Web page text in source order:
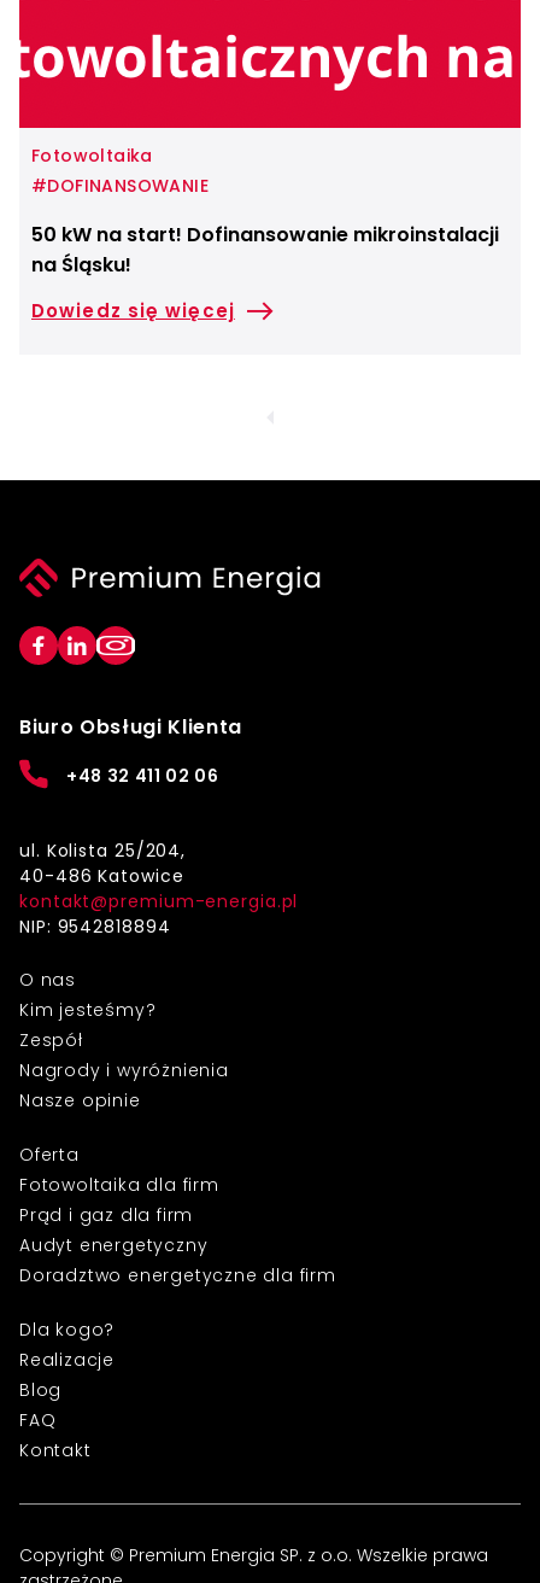
Fotowoltaika
#DOFINANSOWANIE
50 kW na start! Dofinansowanie mikroinstalacji
na Śląsku!
Dowiedz się więcej
Biuro Obsługi Klienta
+48 32 411 02 06
ul. Kolista 25/204,
40-486 Katowice
kontakt@premium-energia.pl
NIP: 9542818894
O nas
Kim jesteśmy?
Zespół
Nagrody i wyróżnienia
Nasze opinie
Oferta
Fotowoltaika dla firm
Prąd i gaz dla firm
Audyt energetyczny
Doradztwo energetyczne dla firm
Dla kogo?
Realizacje
Blog
FAQ
Kontakt
Copyright © Premium Energia SP. z o.o. Wszelkie prawa